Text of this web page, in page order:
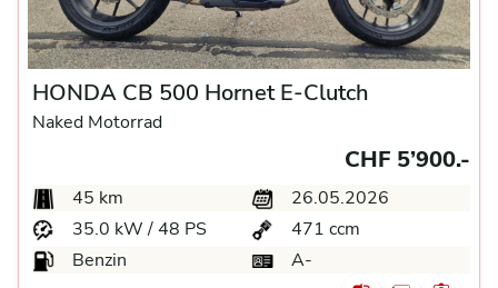
HONDA CB 500 Hornet E-Clutch
Naked Motorrad
CHF 5’900.-
45 km
26.05.2026
35.0 kW / 48 PS
471 ccm
Benzin
A-